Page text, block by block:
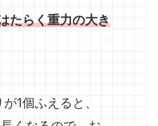
たらく重力の大き
1個ふえると、